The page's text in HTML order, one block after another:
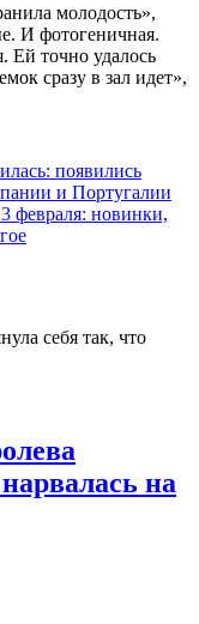
молодость»,
И фотогеничная.
Ей точно удалось
сразу в зал идет»,
появились
и Португалии
февраля: новинки,
на